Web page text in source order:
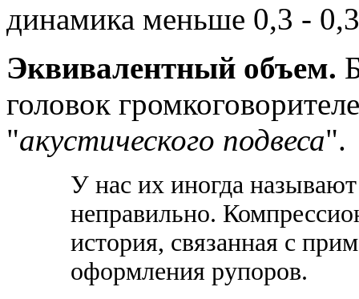
динамика меньше 0,3 -
Эквивалентный объем.
головок
"акустического подвеса".
У нас их иногда
неправильно.
история, связанная с
оформления рупоров.